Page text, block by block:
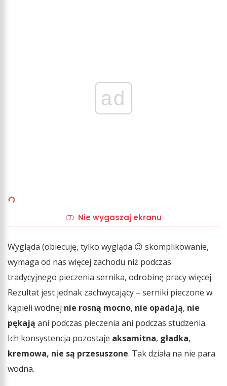
ad
Nie wygaszaj ekranu
Wygląda (obiecuję, tylko wygląda 😉 skomplikowanie,
wymaga od nas więcej zachodu niż podczas
tradycyjnego pieczenia sernika, odrobinę pracy więcej.
Rezultat jest jednak zachwycający – serniki pieczone w
kąpieli wodnej nie rosną mocno, nie opadają, nie
pękają ani podczas pieczenia ani podczas studzenia.
Ich konsystencja pozostaje aksamitna, gładka,
kremowa, nie są przesuszone. Tak działa na nie para
wodna.